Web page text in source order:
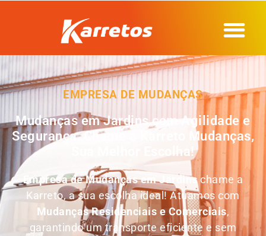
EMPRESA DE MUDANÇAS
Mudanças em Jardins com Agilidade e
Segurança, Chame a Karreto Mudanças,
Sua Melhor Escolha!
Empresa de Mudanças emJardinschame a
Karreto, a sua escolha ideal! Atuamos com
Mudanças Residenciais e Comerciais,
garantindo um transporte eficiente e sem